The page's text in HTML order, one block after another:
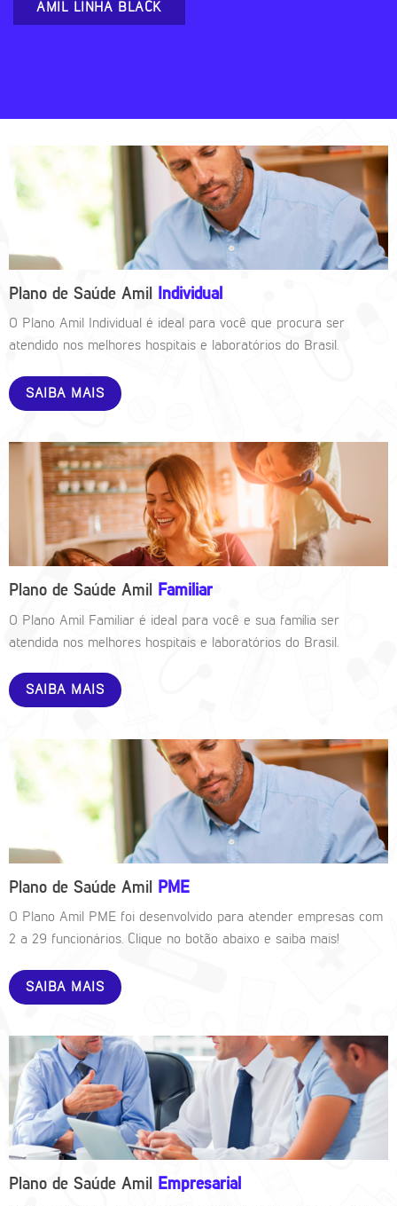
AMIL LINHA BLACK
Plano de Saúde Amil Individual
O Plano Amil Individual é ideal para você que procura ser
atendido nos melhores hospitais e laboratórios do Brasil.
SAIBA MAIS
Plano de Saúde Amil Familiar
O Plano Amil Familiar é ideal para você e sua família ser
atendida nos melhores hospitais e laboratórios do Brasil.
SAIBA MAIS
Plano de Saúde Amil PME
O Plano Amil PME foi desenvolvido para atender empresas com
2 a 29 funcionários. Clique no botão abaixo e saiba mais!
SAIBA MAIS
Plano de Saúde Amil Empresarial